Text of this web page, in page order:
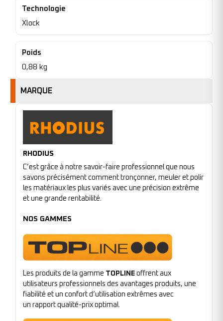
Technologie
Xlock
Poids
0,88 kg
MARQUE
RHODIUS
C’est grâce à notre savoir-faire professionnel que nous
savons précisément comment tronçonner, meuler et polir
les matériaux les plus variés avec une précision extrême
et une grande rentabilité.
NOS GAMMES
Les produits de la gamme TOPLINE offrent aux
utilisateurs professionnels des avantages produits, une
fiabilité et un confort d’utilisation extrêmes avec
un rapport qualité-prix optimal.